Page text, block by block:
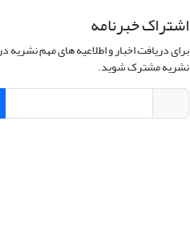
اشتراک خبرنامه
برای دریافت اخبار و اطلاعیه های مهم نشریه
نشریه مشترک شوید.